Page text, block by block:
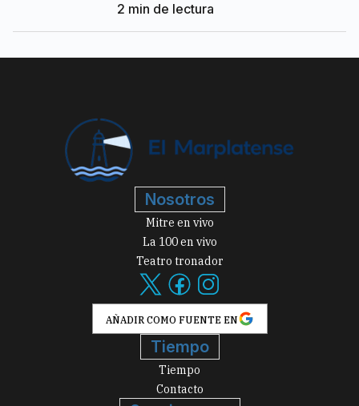
2 min de lectura
Nosotros
Mitre en vivo
La 100 en vivo
Teatro tronador
AÑADIR COMO FUENTE EN
Tiempo
Tiempo
Contacto